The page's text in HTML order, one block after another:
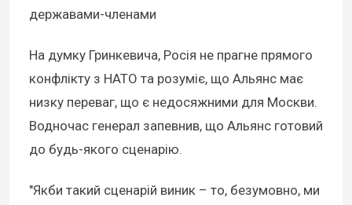
державами-членами
На думку Гринкевича, Росія не прагне прямого
конфлікту з НАТО та розуміє, що Альянс має
низку переваг, що є недосяжними для Москви.
Водночас генерал запевнив, що Альянс готовий
до будь-якого сценарію.
"Якби такий сценарій виник – то, безумовно, ми